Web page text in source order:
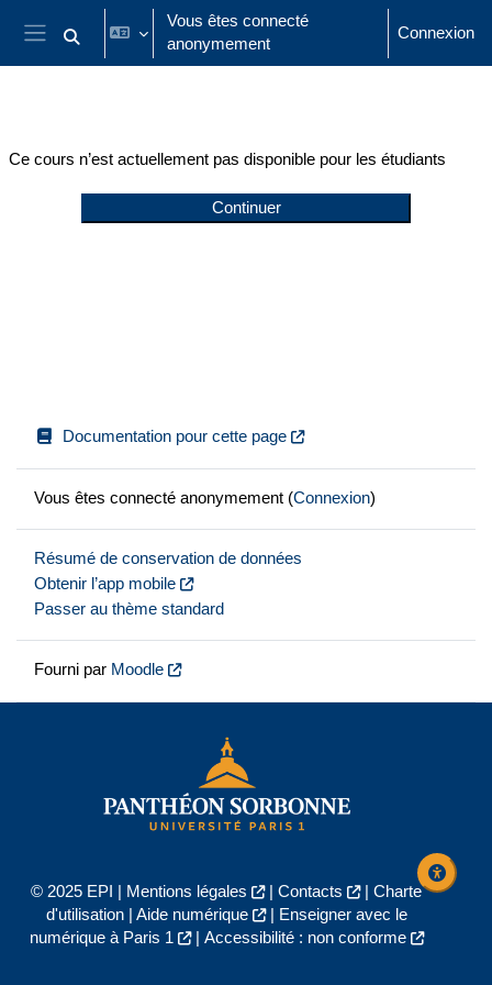
Passer au contenu principal
Panneau latéral
Activer/désactiver la saisie de recherche
Vous êtes connecté
anonymement
Connexion
Ce cours n’est actuellement pas disponible pour les étudiants
Continuer
Documentation pour cette page
Vous êtes connecté anonymement (Connexion)
Résumé de conservation de données
Obtenir l’app mobile
Passer au thème standard
Fourni par Moodle
© 2025 EPI | Mentions légales | Contacts | Charte
d'utilisation| Aide numérique |
Enseigner avec le
numérique à Paris 1
| Accessibilité : non conforme